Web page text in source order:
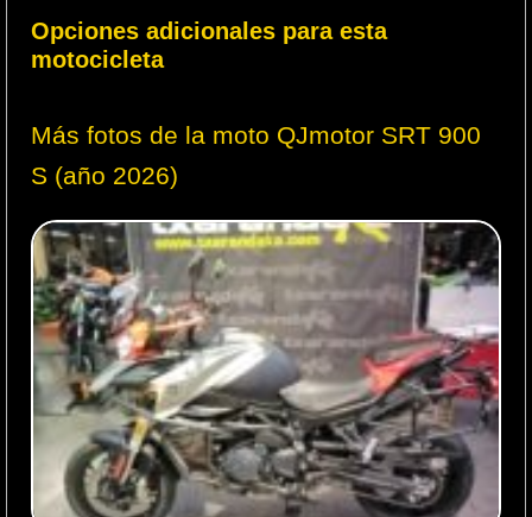
Opciones adicionales para esta
motocicleta
Más fotos de la moto QJmotor SRT 900
S (año 2026)